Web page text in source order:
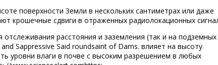
поверхности Земли в нескольких сантиметрах или даже
крошечные сдвиги в отраженных радиолокационных
расстояния и заземления (так и на подземных
Sappressive Said roundsaint of Dams. влияет на высоту
уровни влаги в почве с высоким разрешением в любых